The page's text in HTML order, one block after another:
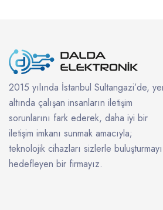
2015 yılında İstanbul Sultangazi’de,
altında çalışan insanların iletişim
sorunlarını fark ederek, daha iyi bir
iletişim imkanı sunmak amacıyla;
teknolojik cihazları sizlerle buluşturmayı
hedefleyen bir firmayız.